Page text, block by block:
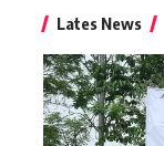
Lates News